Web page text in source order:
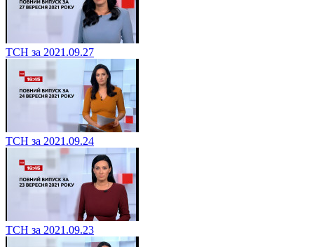
ТСН за 2021.09.27
ТСН за 2021.09.24
ТСН за 2021.09.23